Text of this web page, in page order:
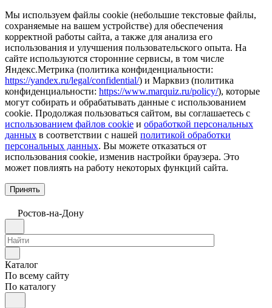
Мы используем файлы cookie (небольшие текстовые файлы,
сохраняемые на вашем устройстве) для обеспечения
корректной работы сайта, а также для анализа его
использования и улучшения пользовательского опыта. На
сайте используются сторонние сервисы, в том числе
Яндекс.Метрика (политика конфиденциальности:
https://yandex.ru/legal/confidential/) и Марквиз (политика
конфиденциальности: https://www.marquiz.ru/policy/), которые
могут собирать и обрабатывать данные с использованием
cookie. Продолжая пользоваться сайтом, вы соглашаетесь с
использованием файлов cookie и обработкой персональных
данных в соответствии с нашей политикой обработки
персональных данных. Вы можете отказаться от
использования cookie, изменив настройки браузера. Это
может повлиять на работу некоторых функций сайта.
Принять
Ростов-на-Дону
Каталог
По всему сайту
По каталогу